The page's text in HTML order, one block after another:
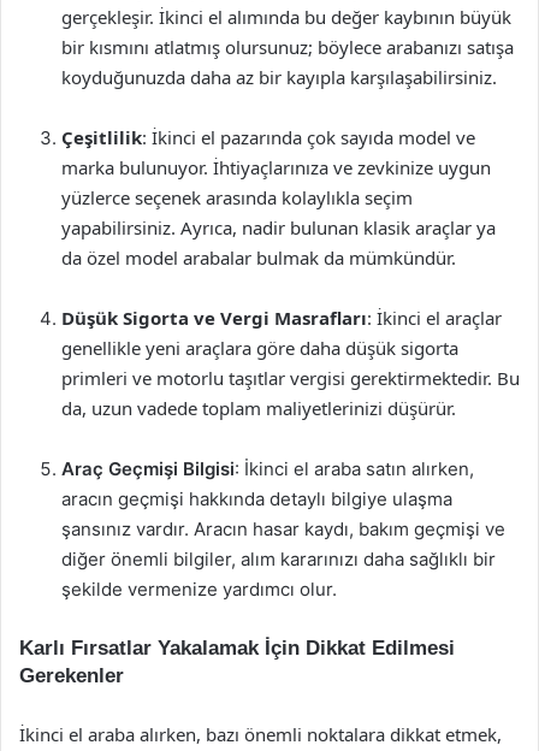
gerçekleşir. İkinci el alımında bu değer kaybının büyük
bir kısmını atlatmış olursunuz; böylece arabanızı satışa
koyduğunuzda daha az bir kayıpla karşılaşabilirsiniz.
Çeşitlilik: İkinci el pazarında çok sayıda model ve
marka bulunuyor. İhtiyaçlarınıza ve zevkinize uygun
yüzlerce seçenek arasında kolaylıkla seçim
yapabilirsiniz. Ayrıca, nadir bulunan klasik araçlar ya
da özel model arabalar bulmak da mümkündür.
Düşük Sigorta ve Vergi Masrafları: İkinci el araçlar
genellikle yeni araçlara göre daha düşük sigorta
primleri ve motorlu taşıtlar vergisi gerektirmektedir. Bu
da, uzun vadede toplam maliyetlerinizi düşürür.
Araç Geçmişi Bilgisi: İkinci el araba satın alırken,
aracın geçmişi hakkında detaylı bilgiye ulaşma
şansınız vardır. Aracın hasar kaydı, bakım geçmişi ve
diğer önemli bilgiler, alım kararınızı daha sağlıklı bir
şekilde vermenize yardımcı olur.
Karlı Fırsatlar Yakalamak İçin Dikkat Edilmesi
Gerekenler
İkinci el araba alırken, bazı önemli noktalara dikkat etmek,